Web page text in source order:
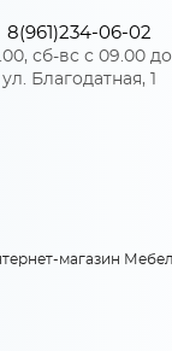
1
8(961)234-06-02
сб-вс с 09.00
ул. Благодатная, 1
магазин